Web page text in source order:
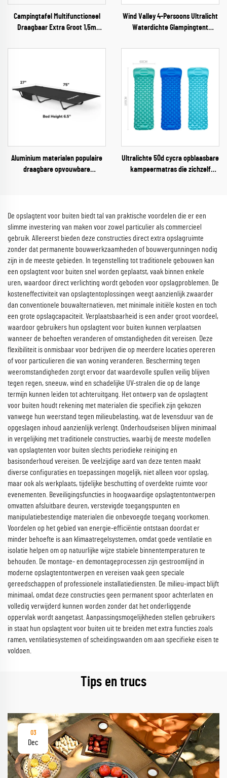
Campingtafel Multifunctioneel
Draagbaar Extra Groot 1,5m
Wind Valley 4-Persoons Ultralicht
Waterdichte Glampingtent
Aluminium materialen populaire
draagbare opvouwbare
Ultralichte 50d cycra opblaasbare
kampeermatras die zichzelf
De opslagtent voor buiten biedt tal van praktische voordelen die er een
slimme investering van maken voor zowel particulier als commercieel
gebruik. Allereerst bieden deze constructies direct extra opslagruimte
zonder dat permanente bouwwerkzaamheden of bouwvergunningen nodig
zijn in de meeste gebieden. In tegenstelling tot traditionele gebouwen kan
een opslagtent voor buiten snel worden geplaatst, vaak binnen enkele
uren, waardoor direct verlichting wordt geboden voor opslagproblemen. De
kosteneffectiviteit van opslagtentoplossingen weegt aanzienlijk zwaarder
dan conventionele bouwalternatieven, met minimale initiële kosten en toch
een grote opslagcapaciteit. Verplaatsbaarheid is een ander groot voordeel,
waardoor gebruikers hun opslagtent voor buiten kunnen verplaatsen
wanneer de behoeften veranderen of omstandigheden dit vereisen. Deze
flexibiliteit is onmisbaar voor bedrijven die op meerdere locaties opereren
of voor particulieren die van woning veranderen. Bescherming tegen
weeromstandigheden zorgt ervoor dat waardevolle spullen veilig blijven
tegen regen, sneeuw, wind en schadelijke UV-stralen die op de lange
termijn kunnen leiden tot achteruitgang. Het ontwerp van de opslagtent
voor buiten houdt rekening met materialen die specifiek zijn gekozen
vanwege hun weerstand tegen milieubelasting, wat de levensduur van de
opgeslagen inhoud aanzienlijk verlengt. Onderhoudseisen blijven minimaal
in vergelijking met traditionele constructies, waarbij de meeste modellen
van opslagtenten voor buiten slechts periodieke reiniging en
basisonderhoud vereisen. De veelzijdige aard van deze tenten maakt
diverse configuraties en toepassingen mogelijk, niet alleen voor opslag,
maar ook als werkplaats, tijdelijke beschutting of overdekte ruimte voor
evenementen. Beveiligingsfuncties in hoogwaardige opslagtentontwerpen
omvatten afsluitbare deuren, verstevigde toegangspunten en
manipulatiebestendige materialen die onbevoegde toegang voorkomen.
Voordelen op het gebied van energie-efficiëntie ontstaan doordat er
minder behoefte is aan klimaatregelsystemen, omdat goede ventilatie en
isolatie helpen om op natuurlijke wijze stabiele binnentemperaturen te
behouden. De montage- en demontageprocessen zijn gestroomlijnd in
moderne opslagtentontwerpen en vereisen vaak geen speciale
gereedschappen of professionele installatiediensten. De milieu-impact blijft
minimaal, omdat deze constructies geen permanent spoor achterlaten en
volledig verwijderd kunnen worden zonder dat het onderliggende
oppervlak wordt aangetast. Aanpassingsmogelijkheden stellen gebruikers
in staat hun opslagtent voor buiten uit te breiden met extra functies zoals
ramen, ventilatiesystemen of scheidingswanden om aan specifieke eisen te
voldoen.
Tips en trucs
03
Dec